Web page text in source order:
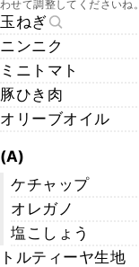
わせて調整してくださいね。
玉ねぎ
ニンニク
ミニトマト
豚ひき肉
オリーブオイル
(A)
ケチャップ
オレガノ
塩こしょう
トルティーヤ生地